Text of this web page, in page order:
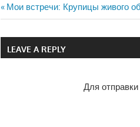
Навигация
по
Previous
Post:
Мои встречи: Крупицы живого
LEAVE A REPLY
Для